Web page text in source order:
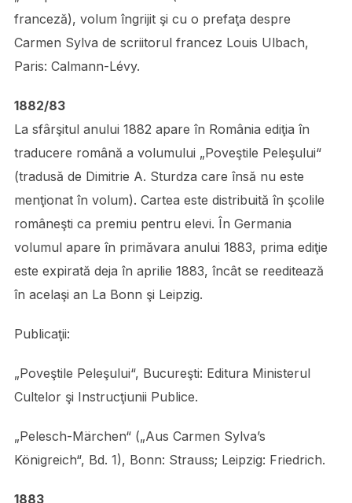
franceză), volum îngrijit şi cu o prefaţa despre
Carmen Sylva de scriitorul francez Louis Ulbach,
Paris: Calmann-Lévy.
1882/83
La sfârşitul anului 1882 apare în România ediţia în
traducere română a volumului „Poveştile Peleşului“
(tradusă de Dimitrie A. Sturdza care însă nu este
menţionat în volum). Cartea este distribuită în şcolile
româneşti ca premiu pentru elevi. În Germania
volumul apare în primăvara anului 1883, prima ediţie
este expirată deja în aprilie 1883, încât se reeditează
în acelaşi an La Bonn şi Leipzig.
Publicaţii:
„Poveştile Peleşului“, Bucureşti: Editura Ministerul
Cultelor şi Instrucţiunii Publice.
„Pelesch-Märchen“ („Aus Carmen Sylva’s
Königreich“, Bd. 1), Bonn: Strauss; Leipzig: Friedrich.
1883